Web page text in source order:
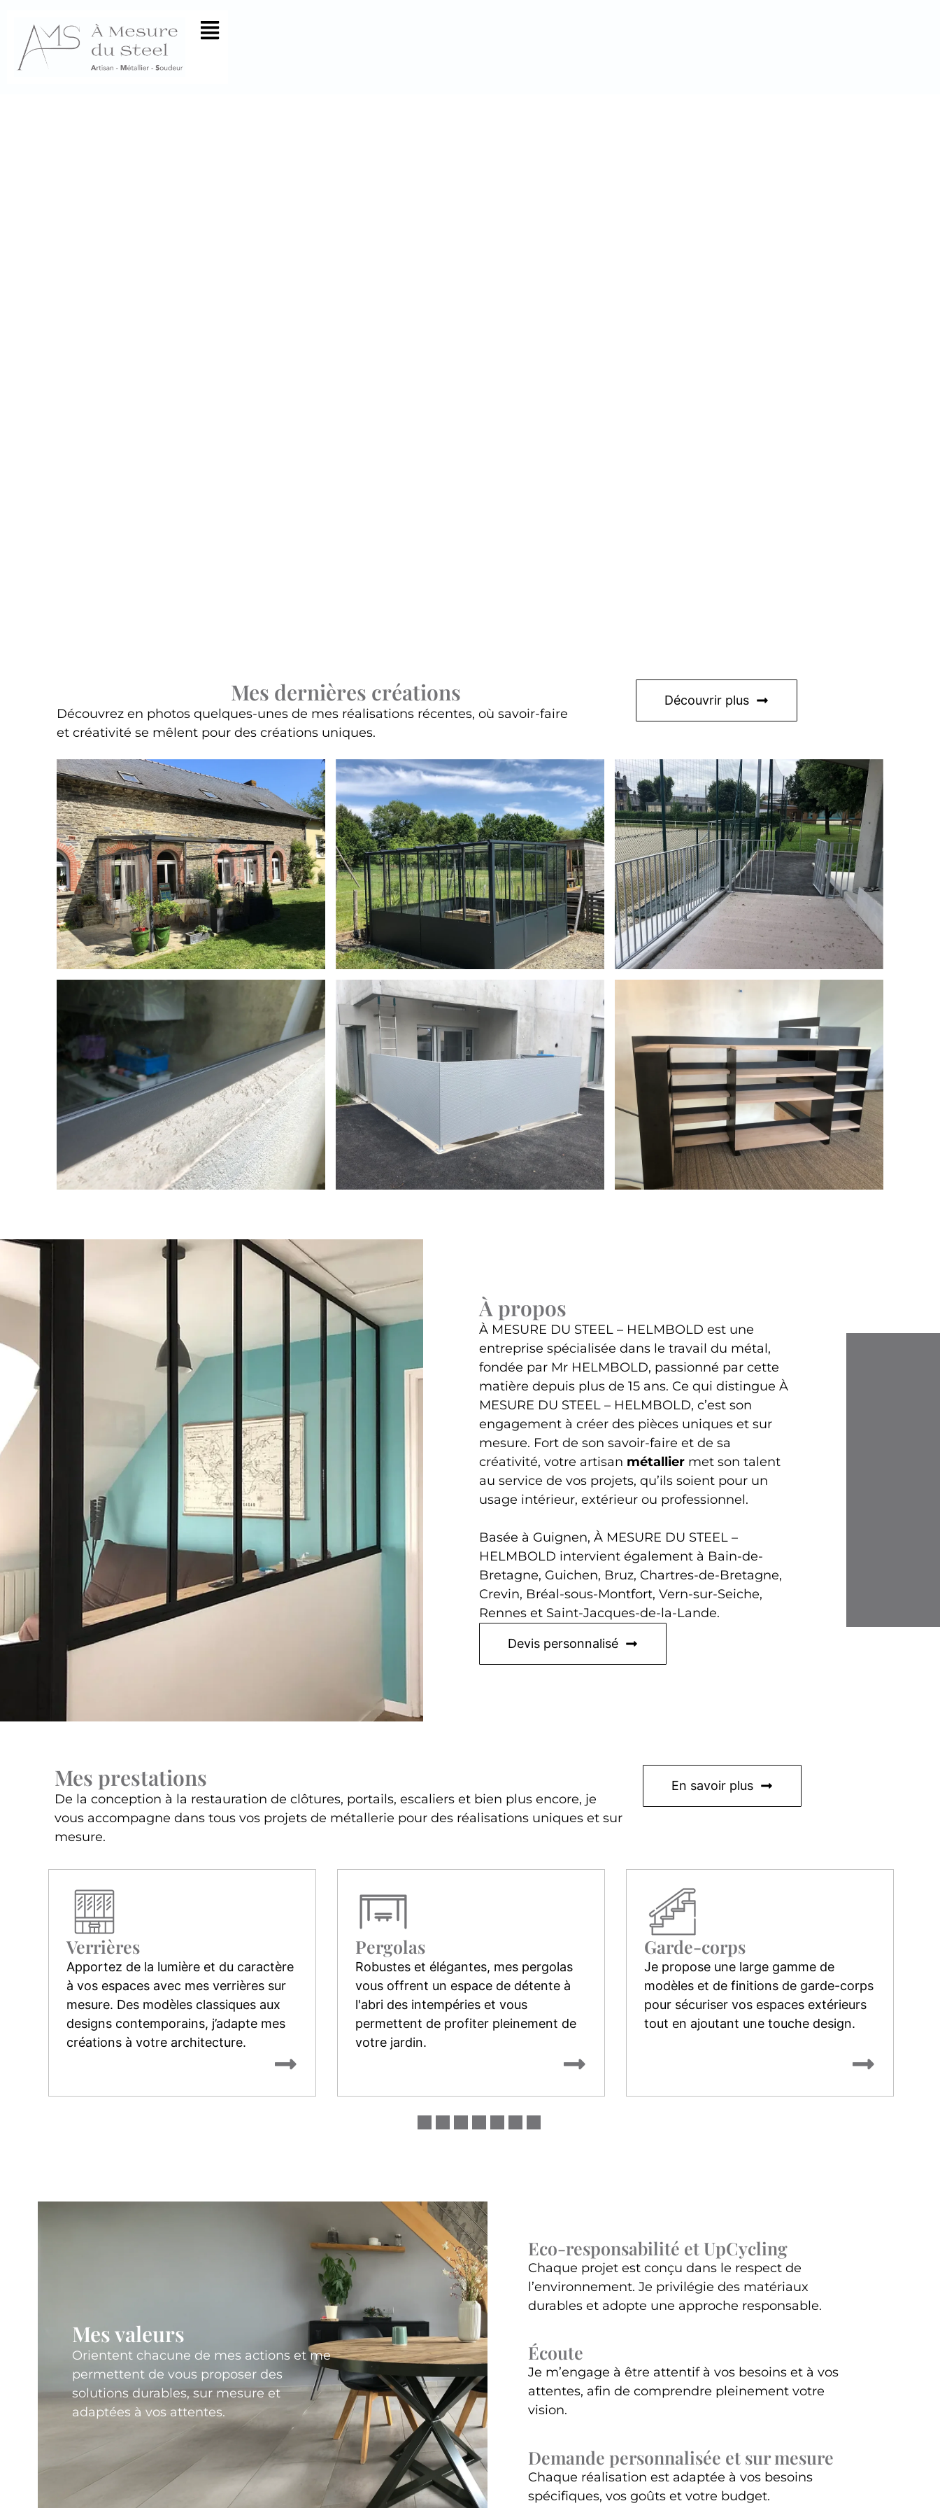
Mes dernières créations
Découvrez en photos quelques-unes de mes réalisations récentes, où savoir-faire
et créativité se mêlent pour des créations uniques.
Découvrir plus
À propos
À MESURE DU STEEL – HELMBOLD est une
entreprise spécialisée dans le travail du métal,
fondée par Mr HELMBOLD, passionné par cette
matière depuis plus de 15 ans. Ce qui distingue À
MESURE DU STEEL – HELMBOLD, c’est son
engagement à créer des pièces uniques et sur
mesure. Fort de son savoir-faire et de sa
créativité, votre artisan métallier met son talent
au service de vos projets, qu’ils soient pour un
usage intérieur, extérieur ou professionnel.
Basée à Guignen, À MESURE DU STEEL –
HELMBOLD intervient également à Bain-de-
Bretagne, Guichen, Bruz, Chartres-de-Bretagne,
Crevin, Bréal-sous-Montfort, Vern-sur-Seiche,
Rennes et Saint-Jacques-de-la-Lande.
Devis personnalisé
Mes prestations
De la conception à la restauration de clôtures, portails, escaliers et bien plus encore, je
vous accompagne dans tous vos projets de métallerie pour des réalisations uniques et sur
mesure.
En savoir plus
Verrières
Apportez de la lumière et du caractère
à vos espaces avec mes verrières sur
mesure. Des modèles classiques aux
designs contemporains, j’adapte mes
créations à votre architecture.
Pergolas
Robustes et élégantes, mes pergolas
vous offrent un espace de détente à
l'abri des intempéries et vous
permettent de profiter pleinement de
votre jardin.
Garde-corps
Je propose une large gamme de
modèles et de finitions de garde-corps
pour sécuriser vos espaces extérieurs
tout en ajoutant une touche design.
Mes valeurs
Orientent chacune de mes actions et me
permettent de vous proposer des
solutions durables, sur mesure et
adaptées à vos attentes.
Eco-responsabilité et UpCycling
Chaque projet est conçu dans le respect de
l’environnement. Je privilégie des matériaux
durables et adopte une approche responsable.
Écoute
Je m’engage à être attentif à vos besoins et à vos
attentes, afin de comprendre pleinement votre
vision.
Demande personnalisée et sur mesure
Chaque réalisation est adaptée à vos besoins
spécifiques, vos goûts et votre budget.